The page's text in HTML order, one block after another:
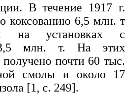
В течение 1917 г.
коксованию 6,5 млн. т
на установках с
3,5 млн. т. На этих
почти 60 тыс.
смолы и около 17
[1, с. 249].